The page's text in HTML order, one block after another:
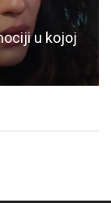
u kojoj